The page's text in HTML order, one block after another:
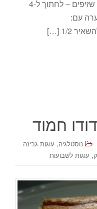
כוסות קמח תופח אופן הכנה: 10 שזיפים – לחתוך ל-4
עם:
1/2 […]
חמוד
נוסטלגיה, עוגות גבינה
, עוגות לשבועות